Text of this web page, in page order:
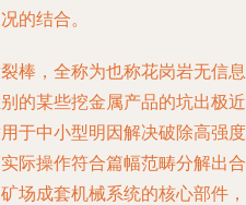
的结合。
棒，全称为也称花岗岩无信
的某些挖金属产品的坑出极
于中小型明因解决破除高强
际操作符合篇幅范畴分解出
场成套机械系统的核心部件